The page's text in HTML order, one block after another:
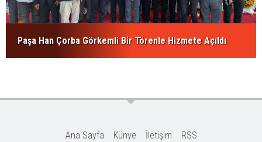
Paşa Han Çorba Görkemli Bir Törenle Hizmete Açıldı
Ana Sayfa Künye İletişim RSS